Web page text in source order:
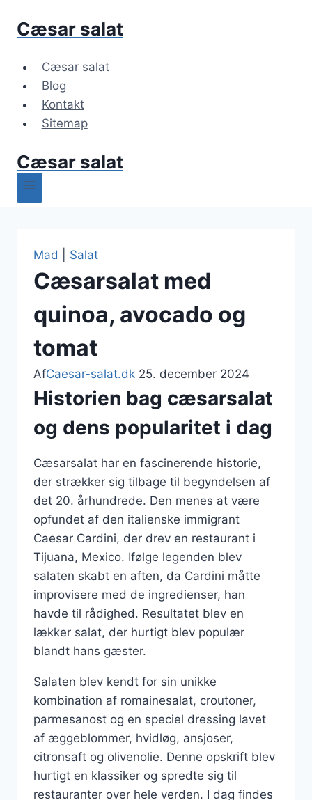
Cæsar salat
Cæsar salat
Blog
Kontakt
Sitemap
Cæsar salat
Mad Salat
Cæsarsalat med
quinoa, avocado og
tomat
AfCaesar-salat.dk 25. december 2024
Historien bag cæsarsalat
og dens popularitet i dag
Cæsarsalat har en fascinerende historie,
der strækker sig tilbage til begyndelsen af
det 20. århundrede. Den menes at være
opfundet af den italienske immigrant
Caesar Cardini, der drev en restaurant i
Tijuana, Mexico. Ifølge legenden blev
salaten skabt en aften, da Cardini måtte
improvisere med de ingredienser, han
havde til rådighed. Resultatet blev en
lækker salat, der hurtigt blev populær
blandt hans gæster.
Salaten blev kendt for sin unikke
kombination af romainesalat, croutoner,
parmesanost og en speciel dressing lavet
af æggeblommer, hvidløg, ansjoser,
citronsaft og olivenolie. Denne opskrift blev
hurtigt en klassiker og spredte sig til
restauranter over hele verden. I dag findes